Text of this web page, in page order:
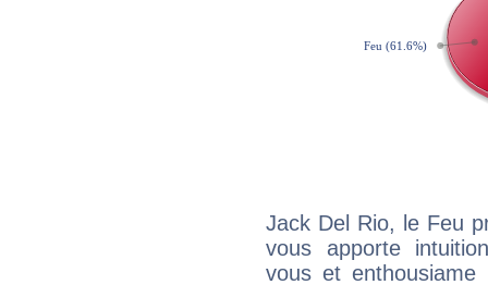
Jack Del Rio, le Feu
vous apporte
vous et